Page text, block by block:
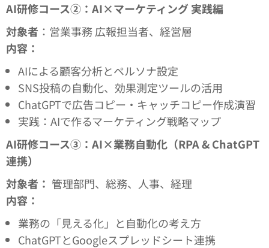
AI研修コース②：AI×マーケティング 実践編
対象者 ：営業事務 広報担当者、経営層
内容：
AIによる顧客分析とペルソナ設定
SNS投稿の自動化、効果測定ツールの活用
ChatGPTで広告コピー・キャッチコピー作成演習
実践：AIで作るマーケティング戦略マップ
AI研修コース③：AI×業務自動化（RPA & ChatGPT
連携）
対象者： 管理部門、総務、人事、経理
内容：
業務の「見える化」と自動化の考え方
ChatGPTとGoogleスプレッドシート連携